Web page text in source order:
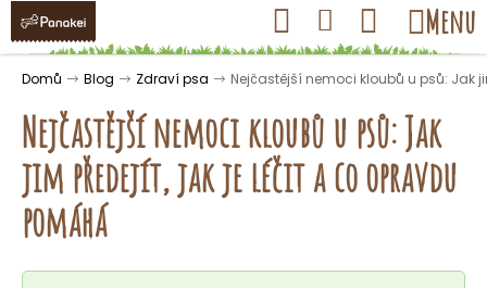
Přejít
obsah
Hledat Přihlášení
Nákupní
košík
Menu
Domů Blog Zdraví psa Nejčastější nemoci kloubů u psů:
Nejčastější nemoci kloubů u psů: Jak
jim předejít, jak je léčit a co opravdu
pomáhá
K
o Zpět
Zpět
C
o
p